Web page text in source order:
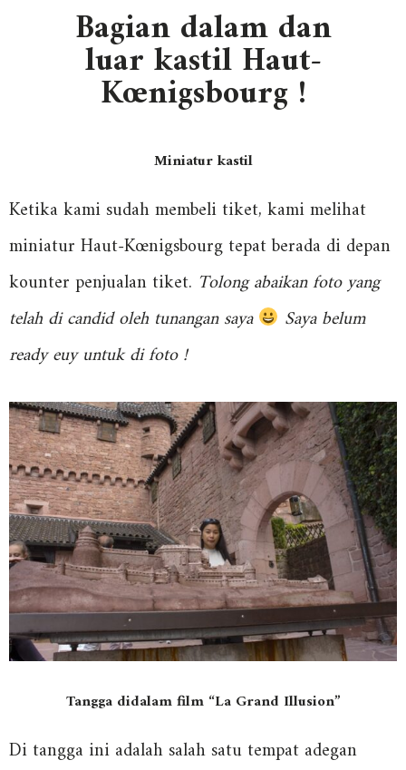
Bagian dalam dan
luar kastilHaut-
Kœnigsbourg !
Miniatur kastil
Ketika kami sudah membeli tiket, kami melihat
miniatur Haut-Kœnigsbourg tepat berada di depan
kounter penjualan tiket. Tolong abaikan foto yang
telah di candid oleh tunangan saya
Saya belum
ready euy untuk di foto !
Tangga didalam film “La Grand Illusion”
Di tangga ini adalah salah satu tempat adegan